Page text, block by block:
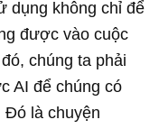
dụng không chỉ để
được vào cuộc
chúng ta phải
AI để chúng có
là chuyện